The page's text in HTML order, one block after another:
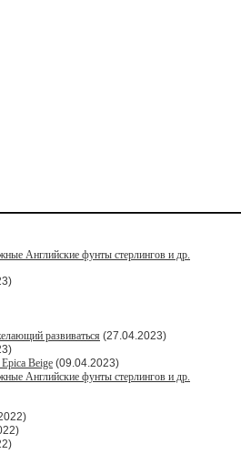
Английские фунты стерлингов и др.
развиваться (27.04.2023)
Beige (09.04.2023)
Английские фунты стерлингов и др.